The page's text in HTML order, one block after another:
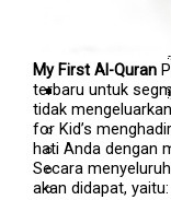
Al Quran
Bukhara A5
Al Quran
Bukhara B5
Al Quran
Al Quran
Al Quran
Al Quran
My First Al-Quran
terbaru untuk
tidak
for Kid’s
hati Anda dengan
Secara
akan didapat, yaitu: